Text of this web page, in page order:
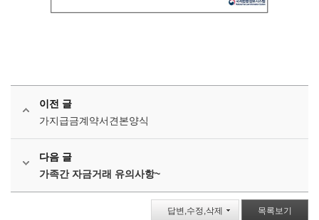
이전 글
가지급금계약서견본양식
다음 글
가족간 자금거래 유의사항~
답변,수정,삭제 목록보기